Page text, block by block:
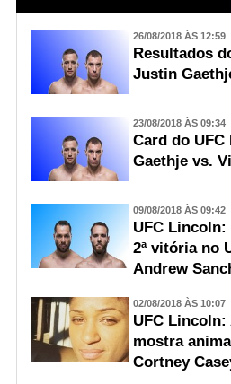
26/08/2018 ÀS 12:59
Resultados
Justin
23/08/2018 ÀS 09:34
Card do UFC
Gaethje vs.
09/08/2018 ÀS 09:42
UFC Lincoln:
2ª vitória no
Andrew
02/08/2018 ÀS 10:07
UFC
mostra
Cortney